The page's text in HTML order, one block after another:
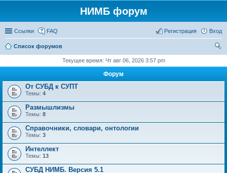
НИМБ форум
Ссылки FAQ Вход
Регистрация
Список форумов
Текущее время: Чт авг 06, 2026 3:57 pm
Форум
От СУБД к СУПТ
Темы: 4
Размышлизмы
Темы: 8
Справочники, словари, онтологии
Темы: 3
Интеллект
Темы: 13
СУБД НИМБ. Версия 5.1